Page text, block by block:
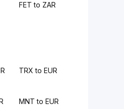
FET to ZAR
TRX to EUR
MNT to EUR